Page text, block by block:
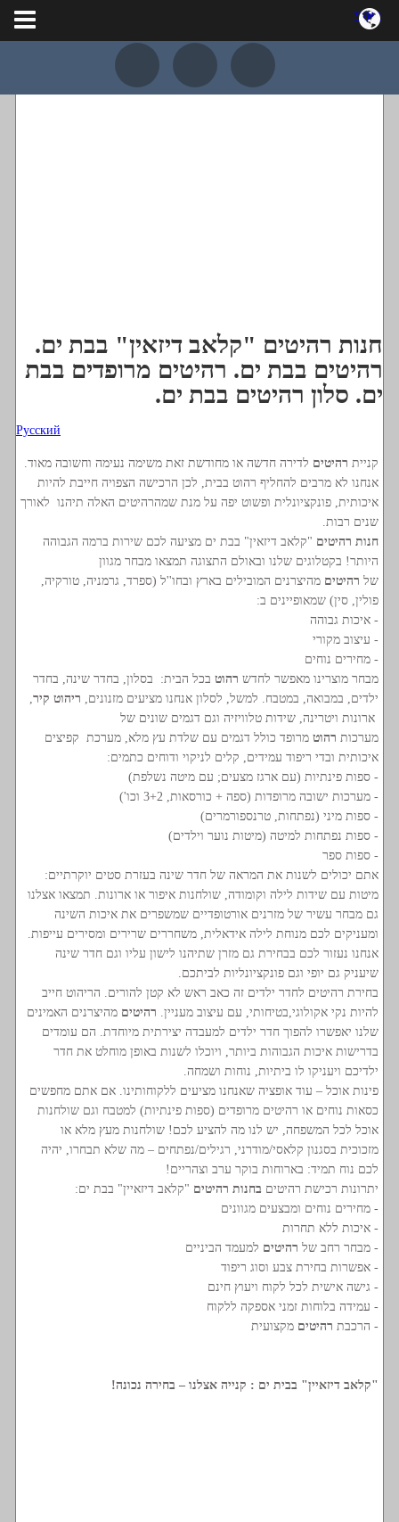
ראשי
חנות רהיטים "קלאב דיזאין" בבת ים.
רהיטים בבת ים. רהיטים מרופדים בבת
ים. סלון רהיטים בבת ים.
Русский
קניית רהיטים לדירה חדשה או מחודשת זאת משימה נעימה וחשובה מאוד.
אנחנו לא מרבים להחליף רהוט בבית, לכן הרכישה הצפויה חייבת להיות
איכותית, פונקציונלית ופשוט יפה על מנת שמהרהיטים האלה תיהנו לאורך
שנים רבות.
חנות רהיטים "קלאב דיזאין" בבת ים מציעה לכם שירות ברמה הגבוהה
היותר! בקטלוגים שלנו ובאולם התצוגה תמצאו מבחר מגוון
של רהיטים מהיצרנים המובילים בארץ ובחו''ל (ספרד, גרמניה, טורקיה,
פולין, סין) שמאופיינים ב:
- איכות גבוהה
- עיצוב מקורי
- מחירים נוחים
מבחר מוצרינו מאפשר לחדש רהוט בכל הבית: בסלון, בחדר שינה, בחדר
ילדים, במבואה, במטבח. למשל, לסלון אנחנו מציעים מזנונים, ריהוט קיר,
ארונות ויטרינה, שידות טלוויזיה וגם דגמים שונים של
מערכות רהוט מרופד כולל דגמים עם שלדת עץ מלא, מערכת קפיצים
איכותית ובדי ריפוד עמידים, קלים לניקוי ודוחים כתמים:
- ספות פינתיות (עם ארגז מצעים; עם מיטה נשלפת)
- מערכות ישובה מרופדות (ספה + כורסאות, 3+2 וכו')
- ספות מיני (נפתחות, טרנספורמרים)
- ספות נפתחות למיטה (מיטות נוער וילדים)
- ספות ספר
אתם יכולים לשנות את המראה של חדר שינה בעזרת סטים יוקרתיים:
מיטות עם שידות לילה וקומודה, שולחנות איפור או ארונות. תמצאו אצלנו
גם מבחר עשיר של מזרנים אורטופדיים שמשפרים את איכות השינה
ומעניקים לכם מנוחת לילה אידאלית, משחררים שרירים ומסירים עייפות.
אנחנו נעזור לכם בבחירת גם מזרן שתיהנו לישון עליו וגם חדר שינה
שיעניק גם יופי וגם פונקציונליות לביתכם.
בחירת רהיטים לחדר ילדים זה כאב ראש לא קטן להורים. הריהוט חייב
להיות נקי אקולוגי,בטיחותי, עם עיצוב מעניין. רהיטים מהיצרנים האמינים
שלנו יאפשרו להפוך חדר ילדים למעבדה יצירתית מיוחדת. הם עומדים
בדרישות איכות הגבוהות ביותר, ויוכלו לשנות באופן מוחלט את חדר
ילדיכם ויעניקו לו ביתיות, נוחות ושמחה.
פינות אוכל – עוד אופציה שאנחנו מציעים ללקוחותינו. אם אתם מחפשים
כסאות נוחים או רהיטים מרופדים (ספות פינתיות) למטבח וגם שולחנות
אוכל לכל המשפחה, יש לנו מה להציע לכם! שולחנות מעץ מלא או
מזכוכית בסגנון קלאסי/מודרני, רגילים/נפתחים – מה שלא תבחרו, יהיה
לכם נוח תמיד: בארוחות בוקר ערב וצהריים!
יתרונות רכישת רהיטים בחנות רהיטים "קלאב דיזאיין" בבת ים:
- מחירים נוחים ומבצעים מגוונים
- איכות ללא תחרות
- מבחר רחב של רהיטים למעמד הביניים
- אפשרות בחירת צבע וסוג ריפוד
- גישה אישית לכל לקוח ויעוץ חינם
- עמידה בלוחות זמני אספקה ללקוח
- הרכבת רהיטים מקצועית
"קלאב דיזאיין" בבית ים : קנייה אצלנו – בחירה נכונה!